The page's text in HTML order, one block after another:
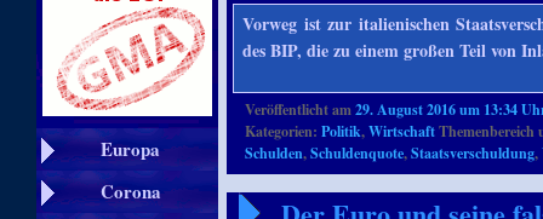
Europa
Corona
Vorweg ist zur italienischen
des BIP, die zu einem großen Teil von
Veröffentlicht am29. August 2016 um 13:34
Kategorien:Politik,Wirtschaft
Schulden,Schuldenquote,Staatsverschuldung,